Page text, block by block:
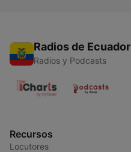
Radios de Ecuador
Radios y Podcasts
Recursos
Locutores